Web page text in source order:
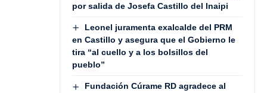
por salida de Josefa Castillo del Inaipi
Leonel juramenta exalcalde del PRM
en Castillo y asegura que el Gobierno le
tira “al cuello y a los bolsillos del
pueblo”
Fundación Cúrame RD agradece al